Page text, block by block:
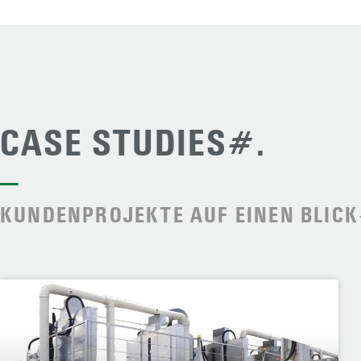
CASE STUDIES#.
—
KUNDENPROJEKTE AUF EINEN